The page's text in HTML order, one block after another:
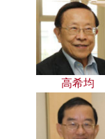
高希均